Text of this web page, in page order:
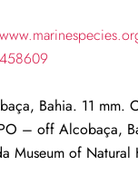
Bahia. 11 mm.
– off Alcobaça,
Museum of Natural